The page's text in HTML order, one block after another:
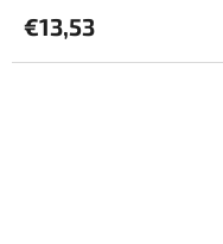
€13,53